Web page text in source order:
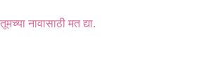
तूमच्या नावासाठी मत द्या.